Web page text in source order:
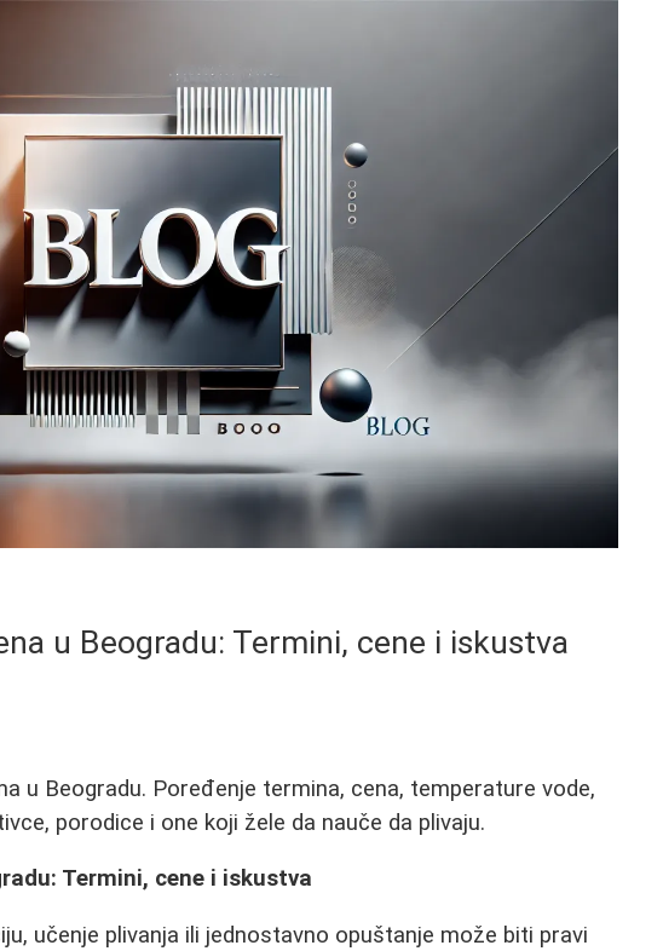
u Beogradu: Termini, cene i iskustva
u Beogradu. Poređenje termina, cena, temperature vode,
porodice i one koji žele da nauče da plivaju.
Termini, cene i iskustva
učenje plivanja ili jednostavno opuštanje može biti pravi